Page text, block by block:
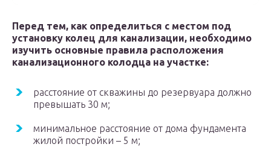
Перед тем, как определиться с местом под
установку колец для канализации, необходимо
изучить основные правила расположения
канализационного колодца на участке:
расстояние от скважины до резервуара должно
превышать 30 м;
минимальное расстояние от дома фундамента
жилой постройки – 5 м;